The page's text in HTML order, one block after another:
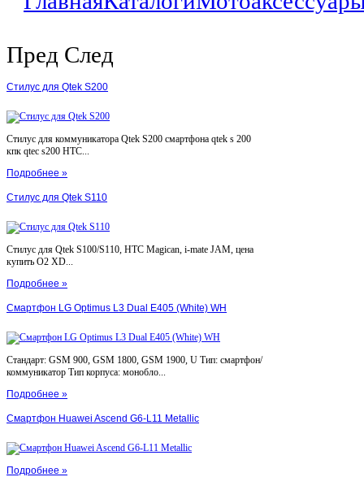
Пред След
Стилус для Qtek S200
Стилус для коммуникатора Qtek S200 смартфона qtek s 200
кпк qtec s200 HTC...
Подробнее »
Стилус для Qtek S110
Стилус для Qtek S100/S110, HTC Magican, i-mate JAM, цена
купить O2 XD...
Подробнее »
Смартфон LG Optimus L3 Dual E405 (White) WH
Стандарт: GSM 900, GSM 1800, GSM 1900, U Тип: смартфон/
коммуникатор Тип корпуса: монобло...
Подробнее »
Смартфон Huawei Ascend G6-L11 Metallic
Подробнее »